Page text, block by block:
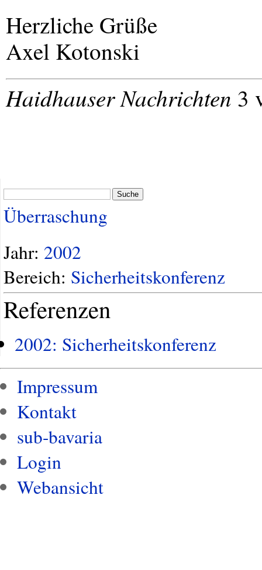
Herzliche Grüße
Axel Kotonski
Haidhauser Nachrichten 3
Suche
Überraschung
Jahr: 2002
Bereich: Sicherheitskonferenz
Referenzen
2002: Sicherheitskonferenz
Impressum
Kontakt
sub-bavaria
Login
Webansicht